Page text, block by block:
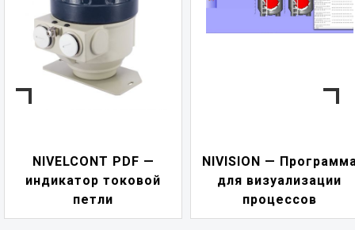
NIVELCONT PDF —
индикатор токовой
петли
NIVISION —
для визуализации
процессов